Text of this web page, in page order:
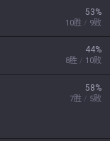
53%
10胜 / 9败
44%
8胜 / 10败
58%
7胜 / 5败